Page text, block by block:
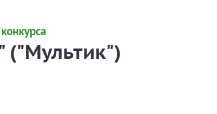
("Мультик")